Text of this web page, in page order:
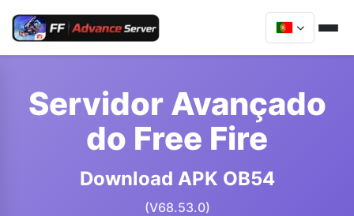
Servidor Avançado
do Free Fire
Download APK OB54
(V68.53.0)